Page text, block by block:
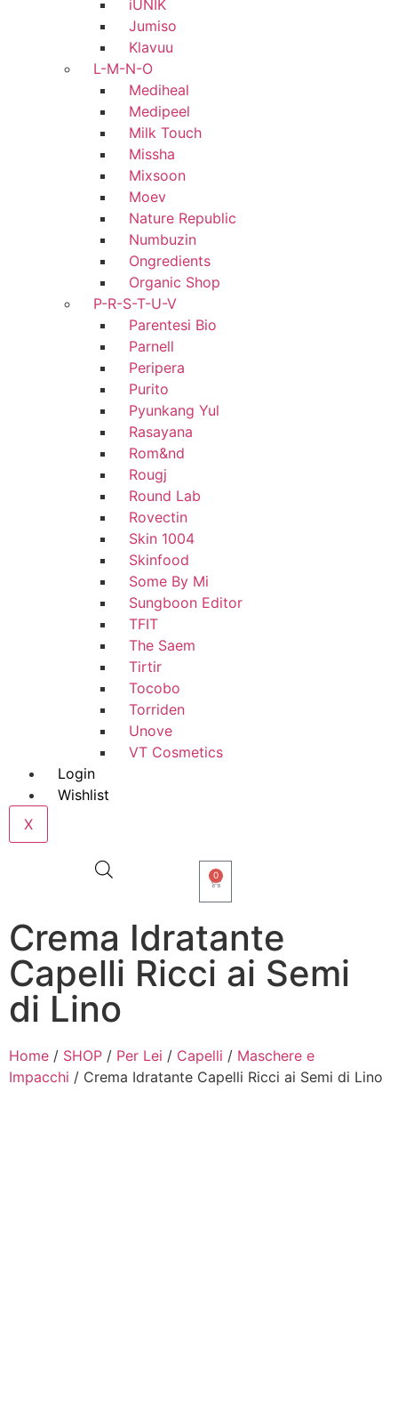
iUNIK
Jumiso
Klavuu
L-M-N-O
Mediheal
Medipeel
Milk Touch
Missha
Mixsoon
Moev
Nature Republic
Numbuzin
Ongredients
Organic Shop
P-R-S-T-U-V
Parentesi Bio
Parnell
Peripera
Purito
Pyunkang Yul
Rasayana
Rom&nd
Rougj
Round Lab
Rovectin
Skin 1004
Skinfood
Some By Mi
Sungboon Editor
TFIT
The Saem
Tirtir
Tocobo
Torriden
Unove
VT Cosmetics
Login
Wishlist
X
0
Crema Idratante
Capelli Ricci ai Semi
di Lino
Home / SHOP / Per Lei / Capelli / Maschere e
Impacchi / Crema Idratante Capelli Ricci ai Semi di Lino